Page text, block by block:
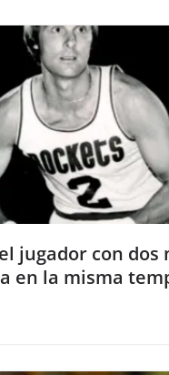
jugador con dos
en la misma